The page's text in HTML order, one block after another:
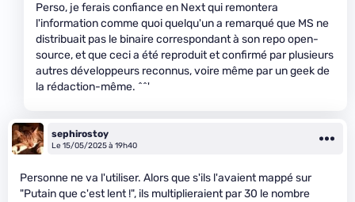
Perso, je ferais confiance en Next qui remontera
l'information comme quoi quelqu'un a remarqué que MS ne
distribuait pas le binaire correspondant à son repo open-
source, et que ceci a été reproduit et confirmé par plusieurs
autres développeurs reconnus, voire même par un geek de
la rédaction-même. ^^'
sephirostoy
Le 15/05/2025 à 19h40
Personne ne va l'utiliser. Alors que s'ils l'avaient mappé sur
"Putain que c'est lent !", ils multiplieraient par 30 le nombre